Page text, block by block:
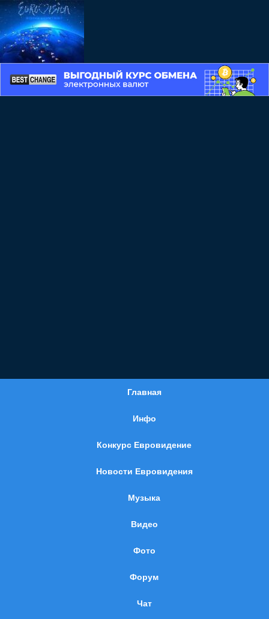
Главная
Инфо
Конкурс Евровидение
Новости Евровидения
Музыка
Видео
Фото
Форум
Чат